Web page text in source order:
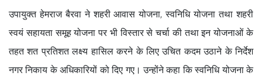
उपायुक्त हेमराज बैरवा ने शहरी आवास योजना, स्वनिधि योजना तथा शहरी
स्वयं सहायता समूह योजना पर भी विस्तार से चर्चा की तथा इन योजनाओं के
तहत शत प्रतिशत लक्ष्य हासिल करने के लिए उचित कदम उठाने के निर्देश
नगर निकाय के अधिकारियों को दिए गए। उन्होंने कहा कि स्वनिधि योजना के